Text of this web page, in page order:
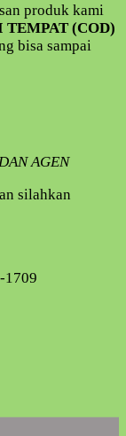
produk kami
TEMPAT (COD)
bisa sampai
AGEN
silahkan
1709